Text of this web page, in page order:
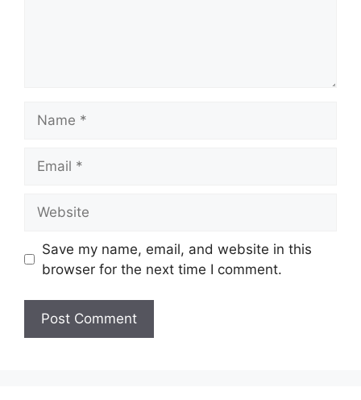
Save my name, email, and website in this
browser for the next time I comment.